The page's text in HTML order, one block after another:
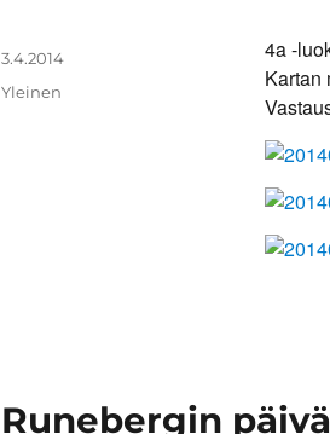
4a -
Kartan
Kirjoittaja
Julkaistu
3.4.2014
Kategoriat
Yleinen
Runebergin päivä